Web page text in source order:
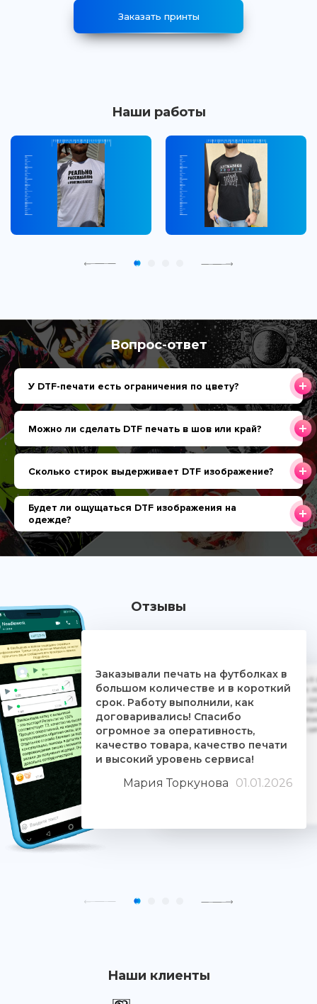
Заказать принты
Наши работы
Вопрос-ответ
У DTF-печати есть ограничения по цвету?
Можно ли сделать DTF печать в шов или край?
Сколько стирок выдерживает DTF изображение?
Будет ли ощущаться DTF изображения на
одежде?
Отзывы
Заказывали печать на футболках в
большом количестве и в короткий
срок. Работу выполнили, как
договаривались! Спасибо
огромное за оперативность,
качество товара, качество печати
и высокий уровень сервиса!
Мария Торкунова 01.01.2026
Дочке на 18-летие решили заказать
ребятам. Времени было всего сутки.
взялись за работу, сделали макеты,
Огромное им спасибо. Дочка была
знают свое дело и отдаются ему
людьми. Качество печати
Наши клиенты